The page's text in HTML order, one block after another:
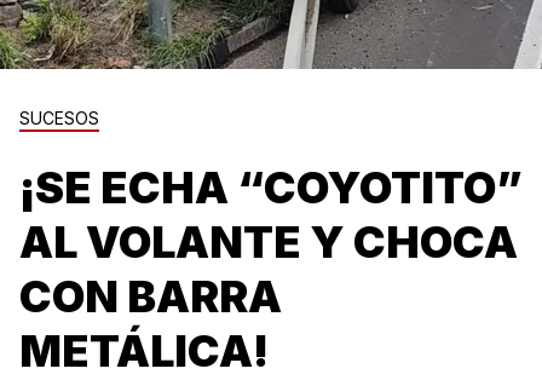
SUCESOS
¡SE ECHA “COYOTITO”
AL VOLANTE Y CHOCA
CON BARRA
METÁLICA!